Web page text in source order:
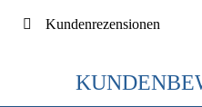
Kundenrezensionen